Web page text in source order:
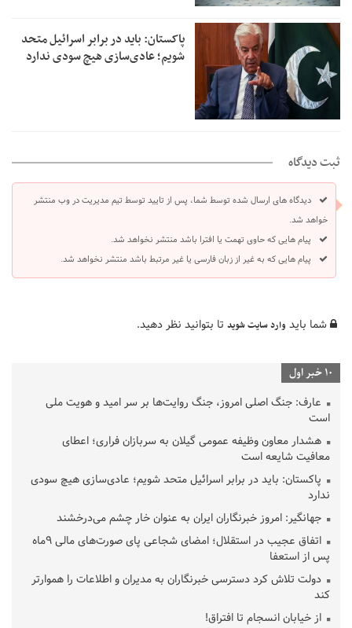
پاکستان: باید در برابر اسرائیل متحد
شویم؛ عادی‌سازی هیچ سودی ندارد
ثبت دیدگاه
دیدگاه های ارسال شده توسط شما، پس از تایید توسط تیم مدیریت در وب منتشر
خواهد شد.
پیام هایی که حاوی تهمت یا افترا باشد منتشر نخواهد شد.
پیام هایی که به غیر از زبان فارسی یا غیر مرتبط باشد منتشر نخواهد شد.
شما باید وارد سایت شوید تا بتوانید نظر دهید.
10 خبر اول
عارف: جنگ اصلی امروز، جنگ روایت‌ها بر سر امید و هویت ملی
است
هشدار معاون وظیفه عمومی گیلان به سربازان فراری؛ اعطای
معافیت شایعه است
پاکستان: باید در برابر اسرائیل متحد شویم؛ عادی‌سازی هیچ سودی
ندارد
جهانگیر: امروز خبرنگاران ایران به عنوان خار چشم می‌درخشند
اتفاق عجیب در استقلال؛ امضای شجاعی پای صورت‌های مالی ٩ماه
پس از استعفا
دولت تلاش کرد دسترسی خبرنگاران به مدیران و اطلاعات را هموارتر
کند
از خیابان انسجام تا افتراق!